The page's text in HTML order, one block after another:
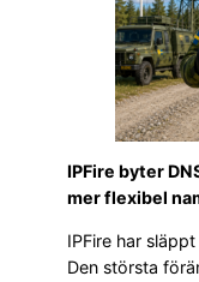
IPFire byter
mer flexibel
IPFire har
Den största